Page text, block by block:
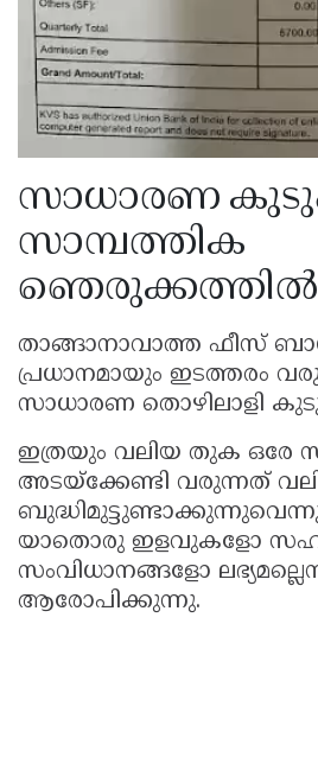
സാധാരണ
സാമ്പത്തിക
ഞെരുക്കത്തിൽ
താങ്ങാനാവാത്ത ഫീസ്
പ്രധാനമായും ഇടത്തരം
സാധാരണ തൊഴിലാളി
ഇത്രയും വലിയ തുക ഒരേ
അടയ്ക്കേണ്ടി വരുന്നത്
യാതൊരു ഇളവുകളോ
സംവിധാനങ്ങളോ
ആരോപിക്കുന്നു.